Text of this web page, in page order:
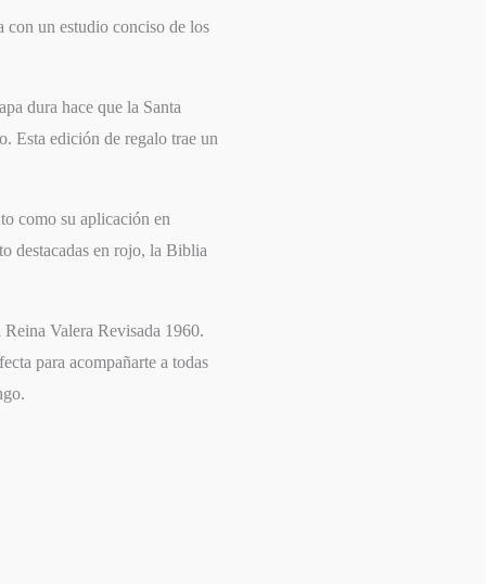
un estudio conciso de los
dura hace que la Santa
Esta edición de regalo trae un
como su aplicación en
destacadas en rojo, la Biblia
Valera Revisada 1960.
para acompañarte a todas